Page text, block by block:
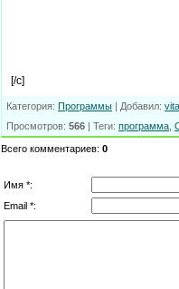
[/c]
Категория: Программы Добавил: vital
Просмотров: 566 Теги: программа
Всего комментариев: 0
Имя *:
Email *: